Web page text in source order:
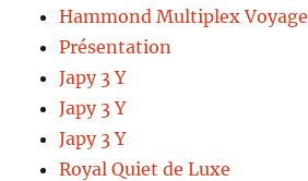
Hammond Multiplex Voyage
Présentation
Japy 3 Y
Japy 3 Y
Japy 3 Y
Royal Quiet de Luxe